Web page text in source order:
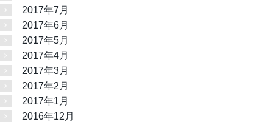
2017年7月
2017年6月
2017年5月
2017年4月
2017年3月
2017年2月
2017年1月
2016年12月